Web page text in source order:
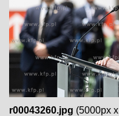
r00043260.jpg (5000px